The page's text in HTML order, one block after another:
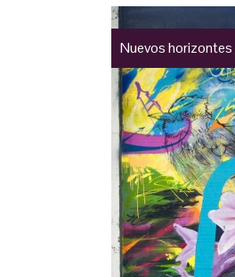
Nuevos horizontes